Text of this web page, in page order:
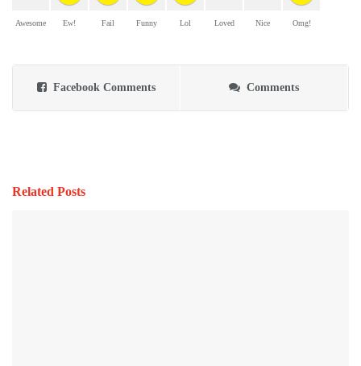
Awesome Ew! Fail Funny Lol Loved Nice Omg!
Facebook Comments Comments
Related Posts